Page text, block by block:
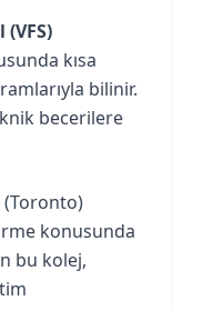
kısa
bilinir.
becerilere
(Toronto)
konusunda
bu kolej,